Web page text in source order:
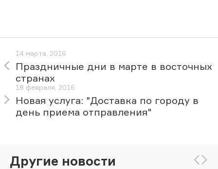
14 марта, 2016
Праздничные дни в марте в восточных
странах
18 февраля, 2016
Новая услуга: "Доставка по городу в
день приема отправления"
Другие новости